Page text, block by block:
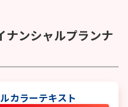
ナンシャルプランナ
カラーテキスト